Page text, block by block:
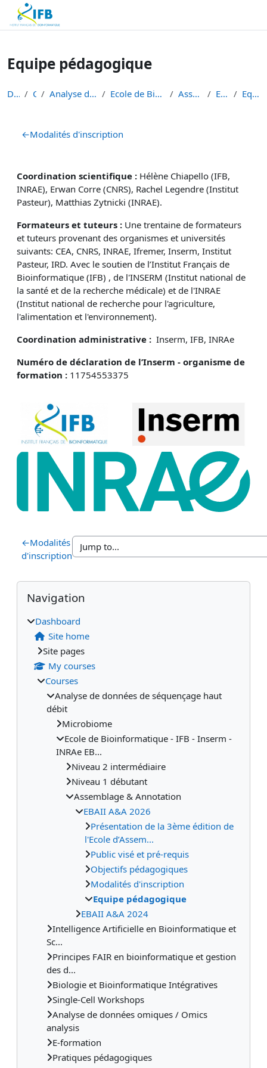
Institut Français de Bioinformatique - Les formations
Skip to main content
Equipe pédagogique
Dashboard Courses Analyse de données de séquençage haut débit Ecole de Bioinformatique - IFB - Inserm - INRAe EB... Assemblage & Annotation EBAII A&A 2026 Equipe pédagogique
Section outline
←Modalités d'inscription
Coordination scientifique : Hélène Chiapello (IFB,
INRAE), Erwan Corre (CNRS), Rachel Legendre (Institut
Pasteur), Matthias Zytnicki (INRAE).
Formateurs et tuteurs : Une trentaine de formateurs
et tuteurs provenant des organismes et universités
suivants: CEA, CNRS, INRAE, Ifremer, Inserm, Institut
Pasteur, IRD. Avec le soutien de l’Institut Français de
Bioinformatique (IFB) , de l'INSERM (Institut national de
la santé et de la recherche médicale) et de l'INRAE
(Institut national de recherche pour l'agriculture,
l'alimentation et l'environnement).
Coordination administrative : Inserm, IFB, INRAe
Numéro de déclaration de l’Inserm - organisme de
formation : 11754553375
←Modalités
d'inscription
Blocks
Supplementary blocks
Skip Navigation
Navigation
Dashboard
Site home
Site pages
My courses
Courses
Analyse de données de séquençage haut
débit
Microbiome
Ecole de Bioinformatique - IFB - Inserm -
INRAe EB...
Niveau 2 intermédiaire
Niveau 1 débutant
Assemblage & Annotation
EBAII A&A 2026
Présentation de la 3ème édition de
l'Ecole d’Assem...
Public visé et pré-requis
Objectifs pédagogiques
Modalités d'inscription
Equipe pédagogique
EBAII A&A 2024
Intelligence Artificielle en Bioinformatique et
Sc...
Principes FAIR en bioinformatique et gestion
des d...
Biologie et Bioinformatique Intégratives
Single-Cell Workshops
Analyse de données omiques / Omics
analysis
E-formation
Pratiques pédagogiques